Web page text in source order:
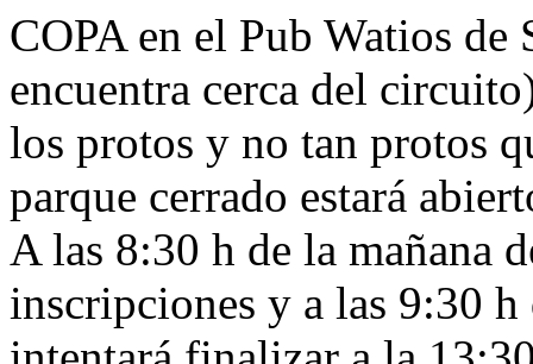
COPA en el Pub Watios
encuentra cerca del
los protos y no tan protos
parque cerrado estará
A las 8:30 h de la mañana
inscripciones y a las 9:30 h